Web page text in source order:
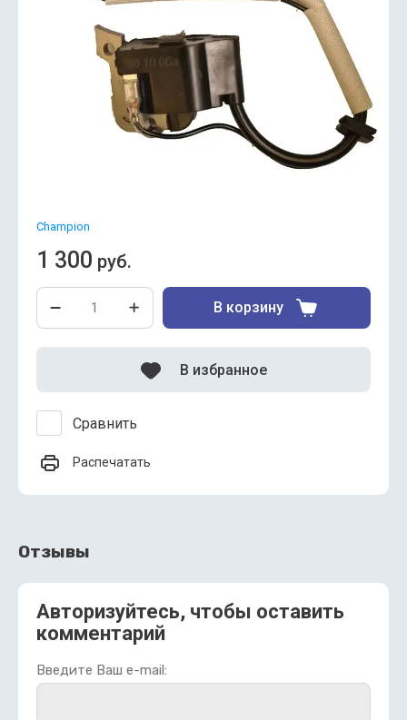
Champion
1 300 руб.
В корзину
Сравнить
В избранное
Распечатать
Отзывы
Авторизуйтесь, чтобы оставить
комментарий
Введите Ваш e-mail: